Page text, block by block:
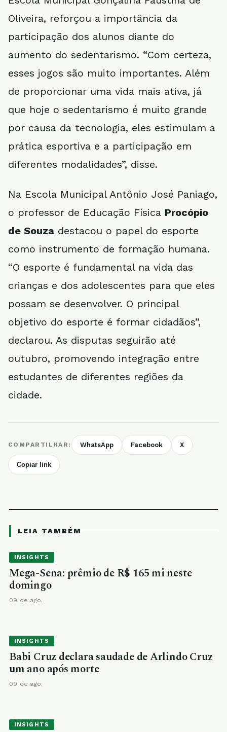
Oliveira, reforçou a importância da
participação dos alunos diante do
aumento do sedentarismo. “Com certeza,
esses jogos são muito importantes. Além
de proporcionar uma vida mais ativa, já
que hoje o sedentarismo é muito grande
por causa da tecnologia, eles estimulam a
prática esportiva e a participação em
diferentes modalidades”, disse.
Na Escola Municipal Antônio José Paniago,
o professor de Educação Física Procópio
de Souza destacou o papel do esporte
como instrumento de formação humana.
“O esporte é fundamental na vida das
crianças e dos adolescentes para que eles
possam se desenvolver. O principal
objetivo do esporte é formar cidadãos”,
declarou. As disputas seguirão até
outubro, promovendo integração entre
estudantes de diferentes regiões da
cidade.
COMPARTILHAR: WhatsApp Facebook X
Copiar link
LEIA TAMBÉM
INSIGHTS
Mega-Sena: prêmio de R$ 165 mi neste
domingo
09 de ago.
INSIGHTS
Babi Cruz declara saudade de Arlindo Cruz
um ano após morte
09 de ago.
INSIGHTS